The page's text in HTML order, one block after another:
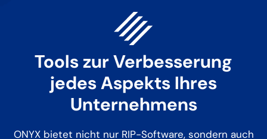
Tools zur Verbesserung
jedes Aspekts Ihres
Unternehmens
ONYX bietet nicht nur RIP-Software, sondern auch